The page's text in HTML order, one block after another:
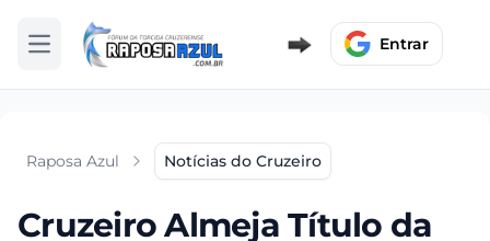
Abrir menu Entrar
Raposa Azul Notícias do Cruzeiro
Cruzeiro Almeja Título da